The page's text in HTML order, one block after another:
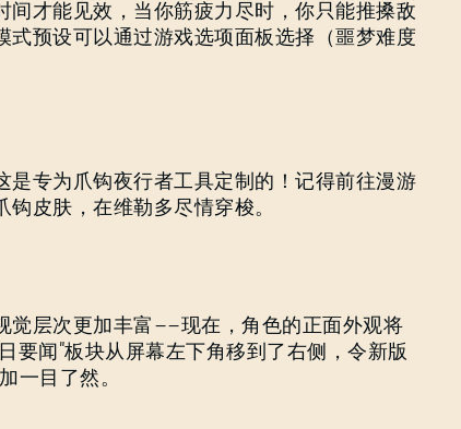
间才能见效，当你筋疲力尽时，你只能推搡敌
式预设可以通过游戏选项面板选择（噩梦难度
是专为爪钩夜行者工具定制的！记得前往漫游
皮肤，在维勒多尽情穿梭。
觉层次更加丰富——现在，角色的正面外观将
要闻”板块从屏幕左下角移到了右侧，令新版
一目了然。
忘记密码？